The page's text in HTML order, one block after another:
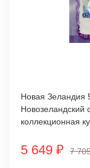
Новая Зеландия
Новозеландский скворец UNC
коллекционная
5 649 ₽ 7